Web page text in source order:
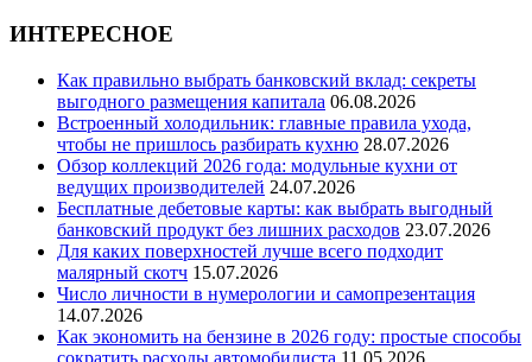
ИНТЕРЕСНОЕ
Как правильно выбрать банковский вклад: секреты
выгодного размещения капитала 06.08.2026
Встроенный холодильник: главные правила ухода,
чтобы не пришлось разбирать кухню 28.07.2026
Обзор коллекций 2026 года: модульные кухни от
ведущих производителей 24.07.2026
Бесплатные дебетовые карты: как выбрать выгодный
банковский продукт без лишних расходов 23.07.2026
Для каких поверхностей лучше всего подходит
малярный скотч 15.07.2026
Число личности в нумерологии и самопрезентация
14.07.2026
Как экономить на бензине в 2026 году: простые способы
сократить расходы автомобилиста 11.05.2026